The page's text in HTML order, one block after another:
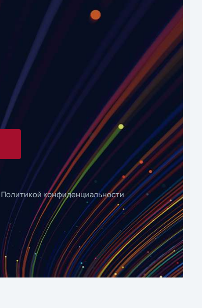
Политикой конфиденциальности